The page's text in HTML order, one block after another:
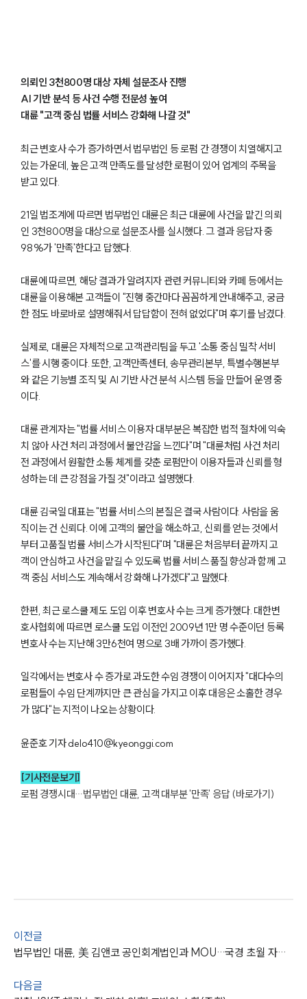
대륜의 강점
고객의 소리
의뢰인 3천800명 대상 자체 설문조사 진행
AI 기반 분석 등 사건 수행 전문성 높여
대륜 "고객 중심 법률 서비스 강화해 나갈 것"
최근 변호사 수가 증가하면서 법무법인 등 로펌 간 경쟁이 치열해지고
있는 가운데, 높은 고객 만족도를 달성한 로펌이 있어 업계의 주목을
받고 있다.
21일 법조계에 따르면 법무법인 대륜은 최근 대륜에 사건을 맡긴 의뢰
인 3천800명을 대상으로 설문조사를 실시했다. 그 결과 응답자 중
98%가 '만족'한다고 답했다.
대륜에 따르면, 해당 결과가 알려지자 관련 커뮤니티와 카페 등에서는
대륜을 이용해본 고객들이 "진행 중간마다 꼼꼼하게 안내해주고, 궁금
한 점도 바로바로 설명해줘서 답답함이 전혀 없었다"며 후기를 남겼다.
실제로, 대륜은 자체적으로 고객관리팀을 두고 '소통 중심 밀착 서비
스'를 시행 중이다. 또한, 고객만족센터, 송무관리본부, 특별수행본부
와 같은 기능별 조직 및 AI 기반 사건 분석 시스템 등을 만들어 운영 중
이다.
대륜 관계자는 "법률 서비스 이용자 대부분은 복잡한 법적 절차에 익숙
치 않아 사건 처리 과정에서 불안감을 느낀다"며 "대륜처럼 사건 처리
전 과정에서 원활한 소통 체계를 갖춘 로펌만이 이용자들과 신뢰를 형
성하는 데 큰 강점을 가질 것"이라고 설명했다.
대륜 김국일 대표는 "법률 서비스의 본질은 결국 사람이다. 사람을 움
직이는 건 신뢰다. 이에 고객의 불안을 해소하고, 신뢰를 얻는 것에서
부터 고품질 법률 서비스가 시작된다"며 "대륜은 처음부터 끝까지 고
객이 안심하고 사건을 맡길 수 있도록 법률 서비스 품질 향상과 함께 고
객 중심 서비스도 계속해서 강화해 나가겠다"고 말했다.
한편, 최근 로스쿨 제도 도입 이후 변호사 수는 크게 증가했다. 대한변
호사협회에 따르면 로스쿨 도입 이전인 2009년 1만 명 수준이던 등록
변호사 수는 지난해 3만6천여 명으로 3배 가까이 증가했다.
일각에서는 변호사 수 증가로 과도한 수임 경쟁이 이어지자 "대다수의
로펌들이 수임 단계까지만 큰 관심을 가지고 이후 대응은 소홀한 경우
가 많다"는 지적이 나오는 상황이다.
윤준호 기자 delo410@kyeonggi.com
[기사전문보기]
로펌 경쟁시대…법무법인 대륜, 고객 대부분 '만족' 응답 (바로가기)
이전글
법무법인 대륜, 美 김앤코 공인회계법인과 MOU…국경 초월 자문력 강화
다음글